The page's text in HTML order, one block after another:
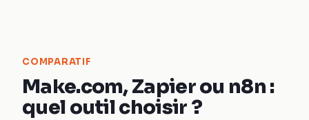
COMPARATIF
Make.com, Zapier ou n8n :
quel outil choisir ?